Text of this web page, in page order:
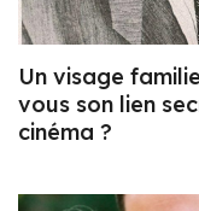
Un visage
vous son lien
cinéma ?